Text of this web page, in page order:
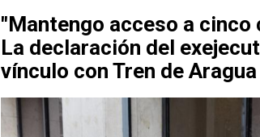
"Mantengo acceso a cinco
La declaración del
vínculo con Tren de Aragua